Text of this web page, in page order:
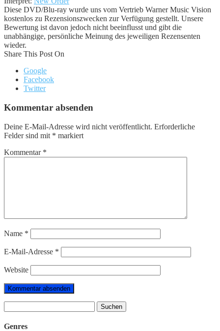
Diese DVD/Blu-ray wurde uns vom Vertrieb Warner Music Vision
kostenlos zu Rezensionszwecken zur Verfügung gestellt. Unsere
Bewertung ist davon jedoch nicht beeinflusst und gibt die
unabhängige, persönliche Meinung des jeweiligen Rezensenten
wieder.
Share This Post On
Google
Facebook
Twitter
Kommentar absenden
Deine E-Mail-Adresse wird nicht veröffentlicht. Erforderliche
Felder sind mit * markiert
Kommentar *
Name *
E-Mail-Adresse *
Website
nach:
Genres